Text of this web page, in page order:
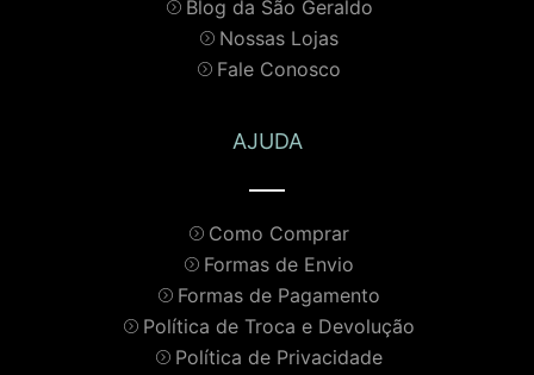
Blog da São Geraldo
Nossas Lojas
Fale Conosco
AJUDA
Como Comprar
Formas de Envio
Formas de Pagamento
Política de Troca e Devolução
Política de Privacidade